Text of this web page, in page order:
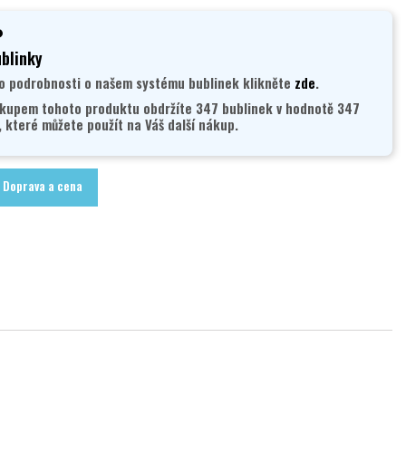
podrobnosti o našem systému bublinek klikněte zde.
tohoto produktu obdržíte 347 bublinek v hodnotě 347
které můžete použít na Váš další nákup.
Doprava a cena